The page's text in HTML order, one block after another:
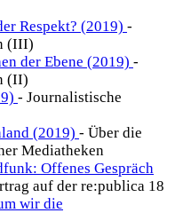
Respekt? (2019) -
(III)
der Ebene (2019) -
(II)
- Journalistische
(2019) - Über die
Mediatheken
Offenes Gespräch
auf der re:publica 18
wir die